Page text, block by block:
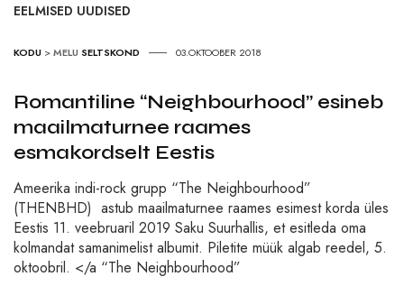
EELMISED UUDISED
KODU >MELU SELTSKOND 03.OKTOOBER 2018
Romantiline “Neighbourhood” esineb
maailmaturnee raames
esmakordselt Eestis
Ameerika indi-rock grupp “The Neighbourhood”
(THENBHD) astub maailmaturnee raames esimest korda üles
Eestis 11. veebruaril 2019 Saku Suurhallis, et esitleda oma
kolmandat samanimelist albumit. Piletite müük algab reedel, 5.
oktoobril. </a “The Neighbourhood”